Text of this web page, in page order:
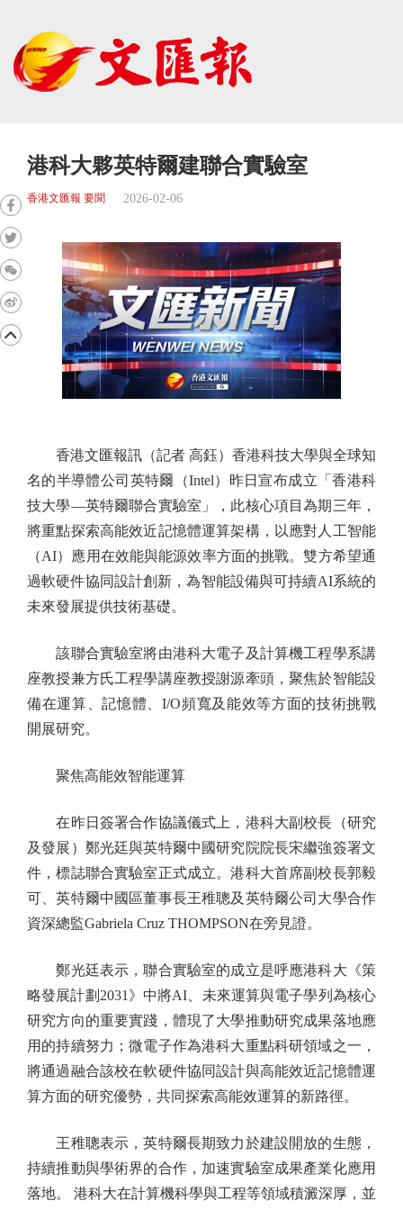
港科大夥英特爾建聯合實驗室
香港文匯報 要聞 2026-02-06
香港文匯報訊（記者 高鈺）香港科技大學與全球知
名的半導體公司英特爾（Intel）昨日宣布成立「香港科
技大學—英特爾聯合實驗室」，此核心項目為期三年，
將重點探索高能效近記憶體運算架構，以應對人工智能
（AI）應用在效能與能源效率方面的挑戰。雙方希望通
過軟硬件協同設計創新，為智能設備與可持續AI系統的
未來發展提供技術基礎。
該聯合實驗室將由港科大電子及計算機工程學系講
座教授兼方氏工程學講座教授謝源牽頭，聚焦於智能設
備在運算、記憶體、I/O頻寬及能效等方面的技術挑戰
開展研究。
聚焦高能效智能運算
在昨日簽署合作協議儀式上，港科大副校長（研究
及發展）鄭光廷與英特爾中國研究院院長宋繼強簽署文
件，標誌聯合實驗室正式成立。港科大首席副校長郭毅
可、英特爾中國區董事長王稚聰及英特爾公司大學合作
資深總監Gabriela Cruz THOMPSON在旁見證。
鄭光廷表示，聯合實驗室的成立是呼應港科大《策
略發展計劃2031》中將AI、未來運算與電子學列為核心
研究方向的重要實踐，體現了大學推動研究成果落地應
用的持續努力；微電子作為港科大重點科研領域之一，
將通過融合該校在軟硬件協同設計與高能效近記憶體運
算方面的研究優勢，共同探索高能效運算的新路徑。
王稚聰表示，英特爾長期致力於建設開放的生態，
持續推動與學術界的合作，加速實驗室成果產業化應用
落地。 港科大在計算機科學與工程等領域積澱深厚，並